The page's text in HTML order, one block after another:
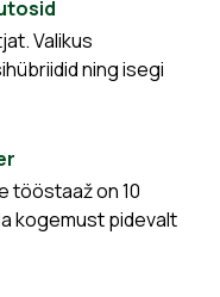
Valikus
ning isegi
tööstaaž on 10
kogemust pidevalt